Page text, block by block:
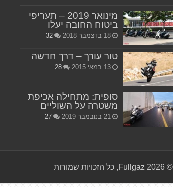
מינואר 2019 – תעריפי
ביטוח החובה יעלו
18 בדצמבר 2018 32
טור עורך – דרך חדשה
13 במאי 2015 28
סופית: מתחילה אכיפת
משטרה על השוליים
21 בנובמבר 2019 27
© Fullgaz 2026, כל הזכויות שמורות